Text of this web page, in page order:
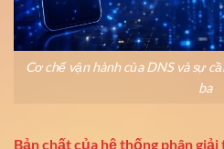
Cơ chế vận hành của DNS và sự
ba
Bản chất của hệ thống phân giải